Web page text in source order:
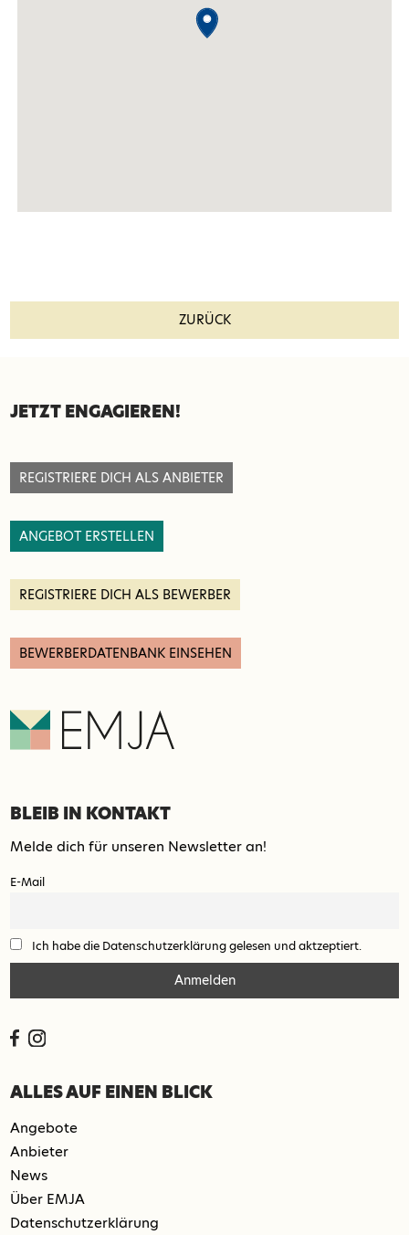
ZURÜCK
SEITENFUSS
BLEIB IN KONTAKT
Melde dich für unseren Newsletter an!
E-Mail
Ich habe die Datenschutzerklärung gelesen und aktzeptiert.
ALLES AUF EINEN BLICK
Angebote
Anbieter
News
Über EMJA
Datenschutzerklärung
JETZT ENGAGIEREN!
REGISTRIERE DICH ALS ANBIETER
ANGEBOT ERSTELLEN
REGISTRIERE DICH ALS BEWERBER
BEWERBERDATENBANK EINSEHEN